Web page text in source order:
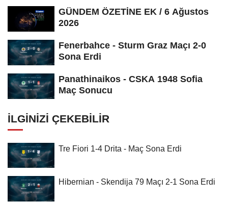
GÜNDEM ÖZETİNE EK / 6 Ağustos
2026
Fenerbahce - Sturm Graz Maçı 2-0
Sona Erdi
Panathinaikos - CSKA 1948 Sofia
Maç Sonucu
İLGINIZI ÇEKEBILIR
Tre Fiori 1-4 Drita - Maç Sona Erdi
Hibernian - Skendija 79 Maçı 2-1 Sona Erdi